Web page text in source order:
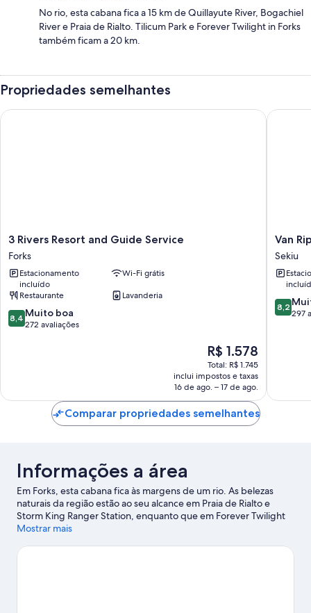
No rio, esta cabana fica a 15 km de Quillayute River, Bogachiel
River e Praia de Rialto. Tilicum Park e Forever Twilight in Forks
também ficam a 20 km.
Propriedades semelhantes
3
Rivers
Resort
and
Guide
Service
Forks
3 Rivers Resort and Guide Service
Forks
Estacionamento
incluído
Wi-Fi grátis
Restaurante
Lavanderia
8.4
de
8,4 Muito boa
272 avaliações
O
preço
é
de
R$ 1.578
R$ 1.578
Total: R$ 1.745
inclui impostos e taxas
16 de ago. – 17 de ago.
3 Rivers Resort and Guide Service
Van
Riper's
Resort
Sekiu
Van
Sekiu
8.2
de
8,2
297
Van
Comparar propriedades semelhantes
Informações a área
Em Forks, esta cabana fica às margens de um rio. As belezas
naturais da região estão ao seu alcance em Praia de Rialto e
Storm King Ranger Station, enquanto que em Forever Twilight
in Forks e Rainforest Art Center você pode saber mais sobre a
Mostrar mais